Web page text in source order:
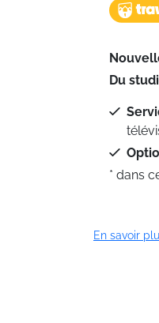
Du
* dans
En savoir